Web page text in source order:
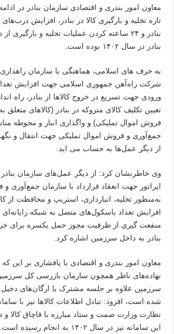
معاون امور بندری و اقتصادی سازمان بنادر در
تازه تخلیه و بارگیری کالا در بنادر، افزایش درب‌های
بنادر و ۲۴ ساعته کردن عملیات تخلیه و
بنادر در سال ۱۴۰۲ بوده است.
به حرف های اسلامی، هماهنگی با سازمان
شرکت راه‌آهن جمهوری اسلامی جهت افزایش
ورودی جهت تسریع در خروج کالاها از بنادر، راه
تعیین تکلیف کالای متروکه در بنادر (کالاهای
فروش اموال تملیکی) و واگذاری انبار و محوطه
جمع‌آوری و فروش اموال تملیکی جهت انتقال و
از دیگر عمل‌ها به حساب می اید.
وی خاطرنشان کرد: از دیگر عمل‌های سازمان بنادر
اپراتور جهت انعقاد قرارداد با سازمان جمع‌آوری
به‌منظور تخلیه، انبارداری، استریپ و محافظت از
افزایش تعداد باسکول‌های متصل به شبکه رایانه‌ای
منفعت گیری از ظرفیت مجوز حمل یکسره برای
بنادر به داخل سرزمین اشاره کرد.
معاون امور بندری و اقتصادی با پافشاری بر این
نهاده‌های ناظر همچون سازمان بازرسی کل
سرزمین علاوه بر جلسه مشترک با ارگان‌های دخیل
شده است، افزود: تبادل اطلاعات کالاها نیز با
نظارت وزارت صمت و ستاد مبارزه با قاچاق کالا و
این سامانه نیز در سال ۱۴۰۲ به انجام رسیده است.